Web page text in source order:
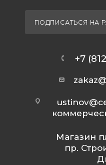
ПОДПИСАТЬСЯ НА
+7
Магазин
пр.